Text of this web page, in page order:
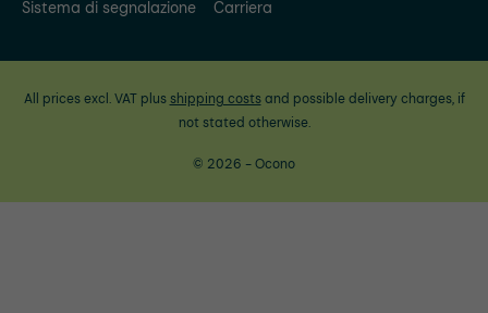
Sistema di segnalazione
Carriera
All prices excl. VAT plus shipping costsand possible delivery charges, if
not stated otherwise.
© 2026 - Ocono